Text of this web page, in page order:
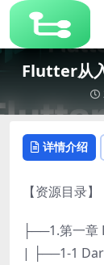
Flutter从
详情介绍
【资源目录】
├──1.第一
| ├──1-1